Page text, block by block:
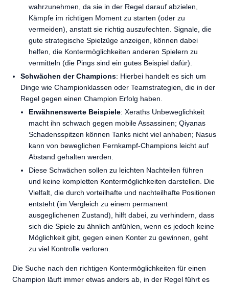
wahrzunehmen, da sie in der Regel darauf abzielen,
Kämpfe im richtigen Moment zu starten (oder zu
vermeiden), anstatt sie richtig auszufechten. Signale, die
gute strategische Spielzüge anzeigen, können dabei
helfen, die Kontermöglichkeiten anderen Spielern zu
vermitteln (die Pings sind ein gutes Beispiel dafür).
Schwächen der Champions: Hierbei handelt es sich um
Dinge wie Championklassen oder Teamstrategien, die in der
Regel gegen einen Champion Erfolg haben.
Erwähnenswerte Beispiele: Xeraths Unbeweglichkeit
macht ihn schwach gegen mobile Assassinen; Qiyanas
Schadensspitzen können Tanks nicht viel anhaben; Nasus
kann von beweglichen Fernkampf-Champions leicht auf
Abstand gehalten werden.
Diese Schwächen sollen zu leichten Nachteilen führen
und keine kompletten Kontermöglichkeiten darstellen. Die
Vielfalt, die durch vorteilhafte und nachteilhafte Positionen
entsteht (im Vergleich zu einem permanent
ausgeglichenen Zustand), hilft dabei, zu verhindern, dass
sich die Spiele zu ähnlich anfühlen, wenn es jedoch keine
Möglichkeit gibt, gegen einen Konter zu gewinnen, geht
zu viel Kontrolle verloren.
Die Suche nach den richtigen Kontermöglichkeiten für einen
Champion läuft immer etwas anders ab, in der Regel führt es